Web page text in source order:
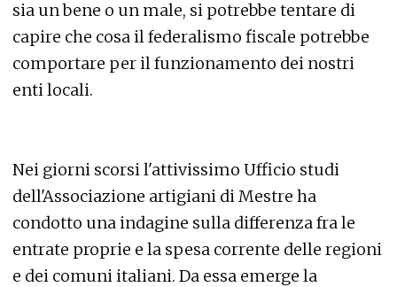
sia un bene o un male, si potrebbe tentare di
capire che cosa il federalismo fiscale potrebbe
comportare per il funzionamento dei nostri
enti locali.
Nei giorni scorsi l'attivissimo Ufficio studi
dell'Associazione artigiani di Mestre ha
condotto una indagine sulla differenza fra le
entrate proprie e la spesa corrente delle regioni
e dei comuni italiani. Da essa emerge la